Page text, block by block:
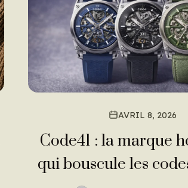
AVRIL 8, 2026
Code41 : la marque
qui bouscule les